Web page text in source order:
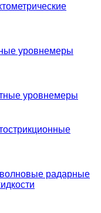
уровнемеры
уровнемеры
радарные